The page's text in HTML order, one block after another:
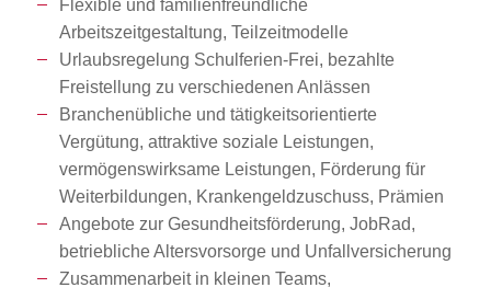
Flexible und familienfreundliche
Arbeitszeitgestaltung, Teilzeitmodelle
Urlaubsregelung Schulferien-Frei, bezahlte
Freistellung zu verschiedenen Anlässen
Branchenübliche und tätigkeitsorientierte
Vergütung, attraktive soziale Leistungen,
vermögenswirksame Leistungen, Förderung für
Weiterbildungen, Krankengeldzuschuss, Prämien
Angebote zur Gesundheitsförderung, JobRad,
betriebliche Altersvorsorge und Unfallversicherung
Zusammenarbeit in kleinen Teams,